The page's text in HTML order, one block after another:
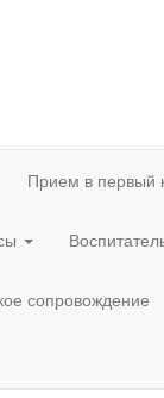
Прием в первый
сопровождение